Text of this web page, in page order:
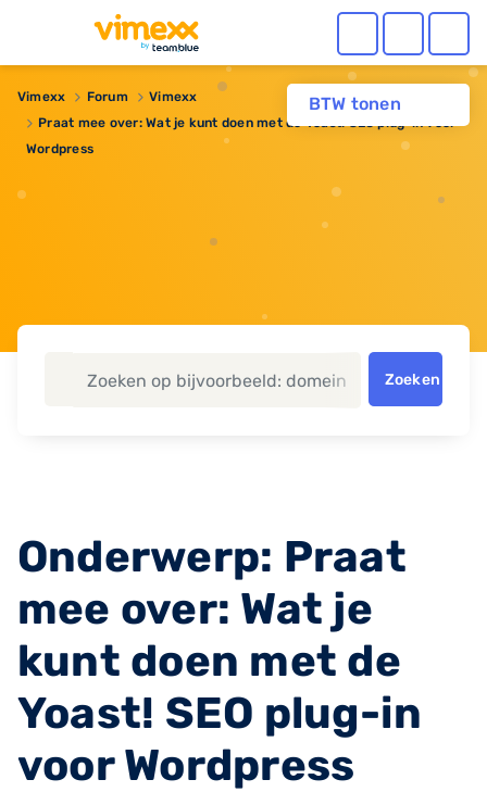
BTW tonen
Vimexx Forum
Vimexx
Praat mee over: Wat je kunt doen met de Yoast! SEO plug-in voor
Wordpress
Zoeken
Onderwerp: Praat
mee over: Wat je
kunt doen met de
Yoast! SEO plug-in
voor Wordpress